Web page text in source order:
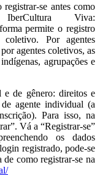
registrar-se antes como
Viva:
permite o registro
Por agentes
agentes coletivos, as
agrupações e
e de gênero: direitos e
agente individual (a
Para isso, na
Vá a “Registrar-se”
os dados
registrado, pode-se
como registrar-se na